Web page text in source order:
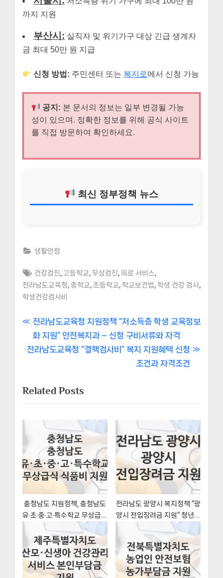
까지 지원
부산시: 실직자 및 위기가구 대상 긴급 생계자
금 최대 50만 원 지급
신청 방법: 주민센터 또는 복지로에서 신청 가능
공지: 본 문서의 정보는 일부 변경될 가능
성이 있으며. 정확한 정보를 위해 공식 사이트
를 직접 방문하여 확인하세요.
최신 정부정책 뉴스
생활안정
Tags:
건강검진 고등학교 ,무상검진 의료 서비스
전라남도교육청 중학교 초등학교 학교보건법 학생 건강 검사
학생건강검사비
글
내
게
이
P
r
e
o
u
s
t
전라남도교육청 지원정책 “저소득층 학생 교육정보
화 지원” 안전복지과 – 신청 구비서류와 자격
N
t
P
t
:
전라남도교육청 “결핵검사비” 복지 지원혜택 신청
조건과 자격조건
Related Posts
충청남도 지원정책, 충청남도
유·초·중·고·특수학교 무상급식
식품비 지원-신청조건과 신청
방법
전라남도 광양시 복지정책 “광
양시 전입장려금 지원” 청년일
자리과 – 신청 일정과 자격조
건